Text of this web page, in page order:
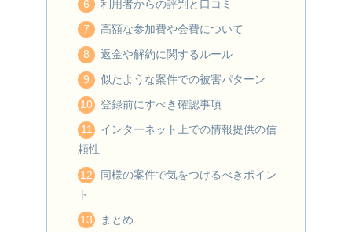
利用者からの評判と口コミ
高額な参加費や会費について
返金や解約に関するルール
似たような案件での被害パターン
登録前にすべき確認事項
インターネット上での情報提供の信
頼性
同様の案件で気をつけるべきポイン
ト
まとめ